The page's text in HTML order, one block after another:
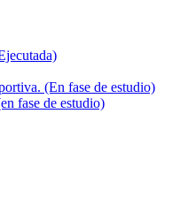
(En fase de estudio)
fase de estudio)